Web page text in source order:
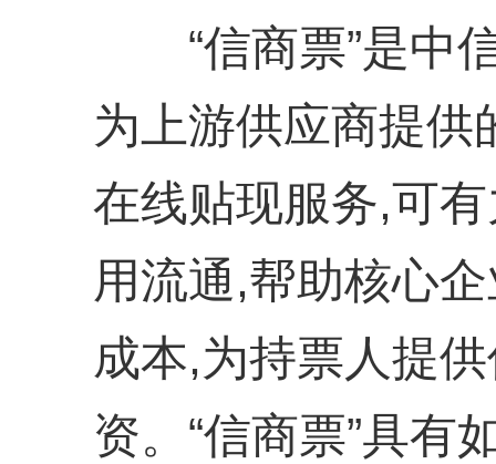
“信商票”是中信
为上游供应商提供
在线贴现服务,可
用流通,帮助核心
成本,为持票人提
资。“信商票”具有